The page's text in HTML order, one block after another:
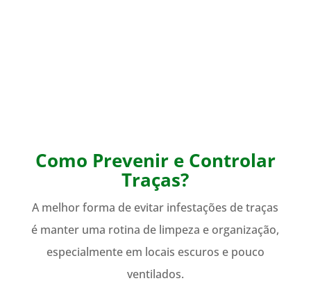
Como Prevenir e Controlar
Traças?
A melhor forma de evitar infestações de traças
é manter uma rotina de limpeza e organização,
especialmente em locais escuros e pouco
ventilados.